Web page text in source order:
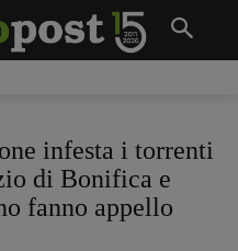
infesta i torrenti
di Bonifica e
fanno appello